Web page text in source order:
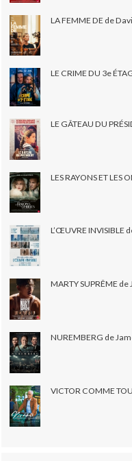
LA FEMME DE de
LE CRIME DU 3e
LE GÂTEAU DU
LES RAYONS ET LES
L’ŒUVRE INVISIBLE
MARTY SUPRÊME de
NUREMBERG de
VICTOR COMME